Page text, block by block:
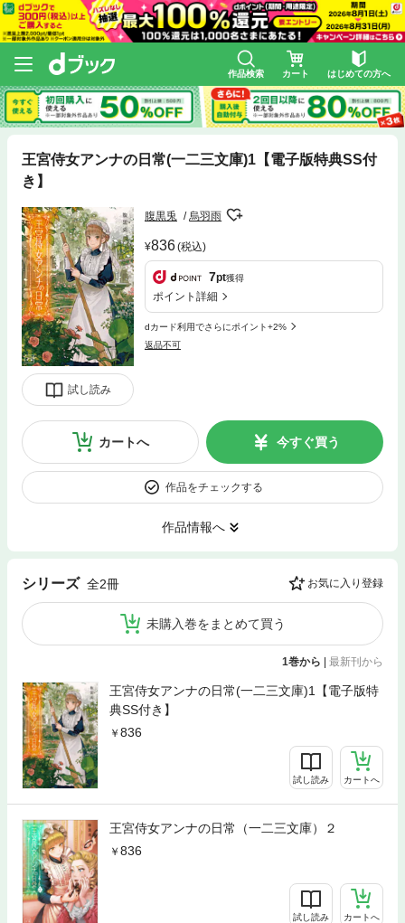
作品検索 カート はじめての方へ
王宮侍女アンナの日常(一二三文庫)1【電子版特典SS付
き】
試し読み
腹黒兎 烏羽雨
836(税込)
7pt獲得
ポイント詳細
dカード利用でさらにポイント+2%
返品不可
カートへ 今すぐ買う
作品をチェックする
作品情報へ
シリーズ 全2冊 お気に入り登録
未購入巻をまとめて買う
1巻から | 最新刊から
王宮侍女アンナの日常(一二三文庫)1【電子版特
典SS付き】
836
試し読み カートへ
王宮侍女アンナの日常（一二三文庫）２
836
試し読み カートへ